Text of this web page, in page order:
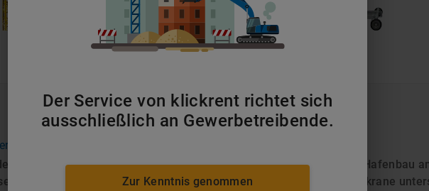
Krantypen insbesondere für den Umschlag schwerer Lasten im Hafenbau
in der ansässigen Stahlindustrie angemietet. Mobil- und Turmdrehkrane
Der Service von klickrent richtet sich
ausschließlich an Gewerbetreibende.
Zur Kenntnis genommen